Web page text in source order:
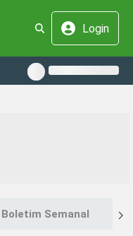
Login
Boletim Semanal